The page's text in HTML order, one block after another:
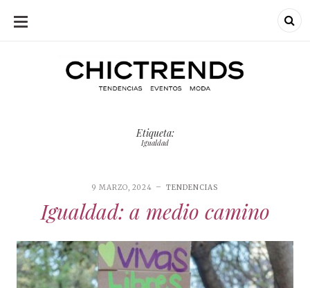
SKIP
Chic
Chic Trends
Etiqueta:
Igualdad
9 MARZO, 2024 TENDENCIAS
Igualdad: a medio camino